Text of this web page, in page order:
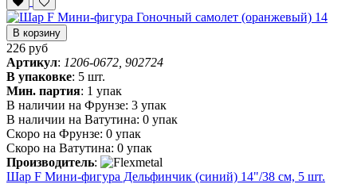
В корзину
226 руб
Артикул: 1206-0672, 902724
В упаковке: 5 шт.
Мин. партия: 1 упак
В наличии на Фрунзе: 3 упак
В наличии на Ватутина: 0 упак
Скоро на Фрунзе: 0 упак
Скоро на Ватутина: 0 упак
Производитель:
Шар F Мини-фигура Дельфинчик (синий) 14"/38 см, 5 шт.